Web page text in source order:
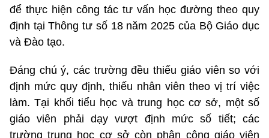
để thực hiện công tác tư vấn học đường theo quy
định tại Thông tư số 18 năm 2025 của Bộ Giáo dục
và Đào tạo.
Đáng chú ý, các trường đều thiếu giáo viên so với
định mức quy định, thiếu nhân viên theo vị trí việc
làm. Tại khối tiểu học và trung học cơ sở, một số
giáo viên phải dạy vượt định mức số tiết; các
trường trung học cơ sở còn phân công giáo viên